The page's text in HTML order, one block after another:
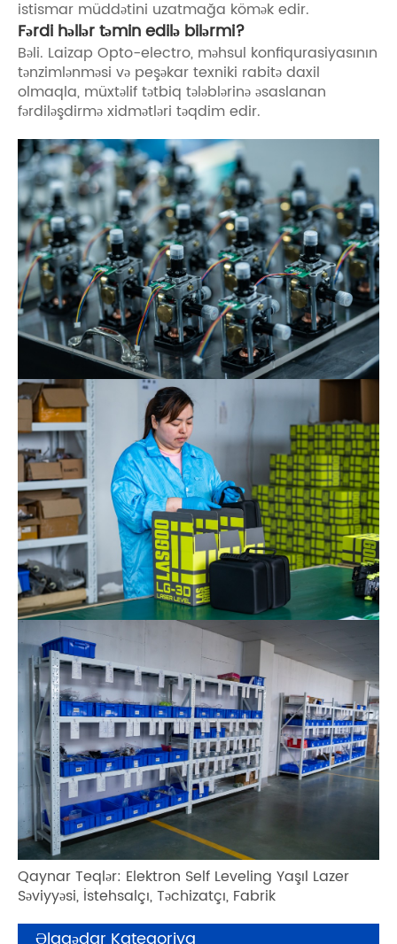
istismar müddətini uzatmağa kömək edir.
Fərdi həllər təmin edilə bilərmi?
Bəli. Laizap Opto-electro, məhsul konfiqurasiyasının
tənzimlənməsi və peşəkar texniki rabitə daxil
olmaqla, müxtəlif tətbiq tələblərinə əsaslanan
fərdiləşdirmə xidmətləri təqdim edir.
Qaynar Teqlər: Elektron Self Leveling Yaşıl Lazer
Səviyyəsi, İstehsalçı, Təchizatçı, Fabrik